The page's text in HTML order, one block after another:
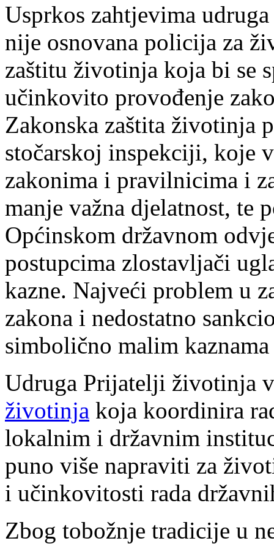
Usprkos zahtjevima
nije osnovana policija za
zaštitu životinja koja bi se
učinkovito provođenje
Zakonska zaštita životinja
stočarskoj inspekciji, koje
zakonima i pravilnicima i
manje važna djelatnost,
Općinskom državnom
postupcima zlostavljači
kazne. Najveći problem u
zakona i nedostatno
simbolično malim
Udruga Prijatelji životinja
životinja koja koordinira
lokalnim i državnim
puno više napraviti za
i učinkovitosti rada
Zbog tobožnje tradicije u